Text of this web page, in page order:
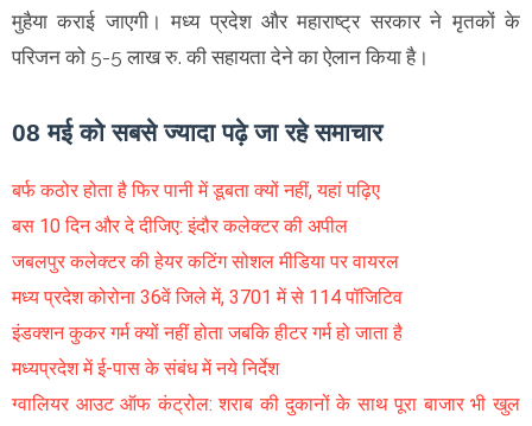
मुहैया कराई जाएगी। मध्य प्रदेश और महाराष्ट्र सरकार ने मृतकों के
परिजन को 5-5 लाख रु. की सहायता देने का ऐलान किया है।
08 मई को सबसे ज्यादा पढ़े जा रहे समाचार
बर्फ कठोर होता है फिर पानी में डूबता क्यों नहीं, यहां पढ़िए
बस 10 दिन और दे दीजिए: इंदौर कलेक्टर की अपील
जबलपुर कलेक्टर की हेयर कटिंग सोशल मीडिया पर वायरल
मध्य प्रदेश कोरोना 36वें जिले में, 3701 में से 114 पॉजिटिव
इंडक्शन कुकर गर्म क्यों नहीं होता जबकि हीटर गर्म हो जाता है
मध्यप्रदेश में ई-पास के संबंध में नये निर्देश
ग्वालियर आउट ऑफ कंट्रोल: शराब की दुकानों के साथ पूरा बाजार भी खुल